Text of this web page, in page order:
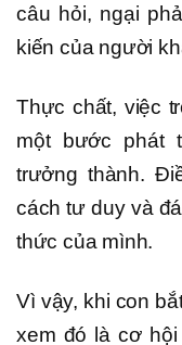
câu hỏi, ngại
kiến của người
Thực chất, việc
một bước phát
trưởng thành.
cách tư duy và
thức của mình.
Vì vậy, khi con
xem đó là cơ